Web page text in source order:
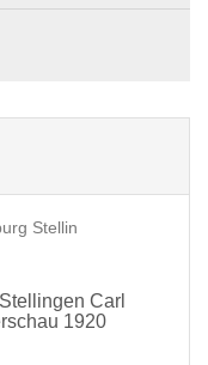
Carl
1920